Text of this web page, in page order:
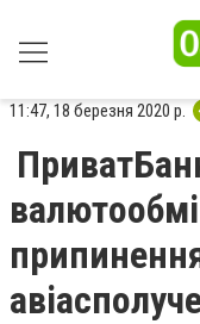
11:47, 18 березня 2020 р.